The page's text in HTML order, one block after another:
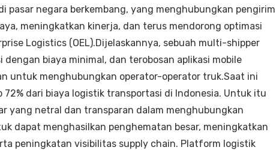
pasar negara berkembang, yang menghubungkan pengirim
meningkatkan kinerja, dan terus mendorong optimasi
Logistics (OEL).Dijelaskannya, sebuah multi-shipper
biaya minimal, dan terobosan aplikasi mobile
untuk menghubungkan operator-operator truk.Saat ini
dari biaya logistik transportasi di Indonesia. Untuk itu
yang netral dan transparan dalam menghubungkan
dapat menghasilkan penghematan besar, meningkatkan
peningkatan visibilitas supply chain. Platform logistik